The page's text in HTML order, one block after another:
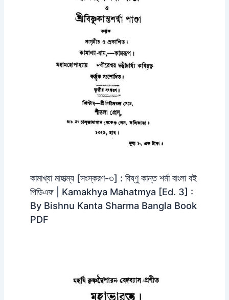
কামাখ্যা মাহাত্ম্য [সংস্করণ-৩] : বিষ্ণু কান্ত শর্মা বাংলা বই
পিডিএফ | Kamakhya Mahatmya [Ed. 3] :
By Bishnu Kanta Sharma Bangla Book
PDF